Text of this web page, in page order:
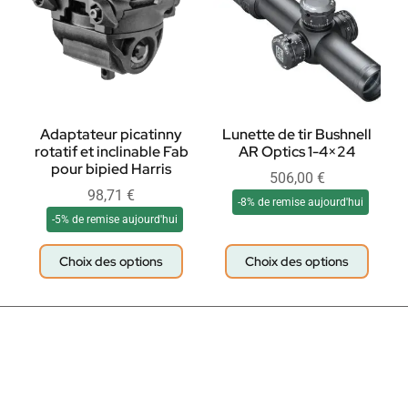
Adaptateur picatinny
rotatif et inclinable Fab
pour bipied Harris
98,71 €
-5% de remise aujourd'hui
Choix des options
Lunette de tir Bushnell
AR Optics 1-4×24
506,00 €
-8% de remise aujourd'hui
Choix des options